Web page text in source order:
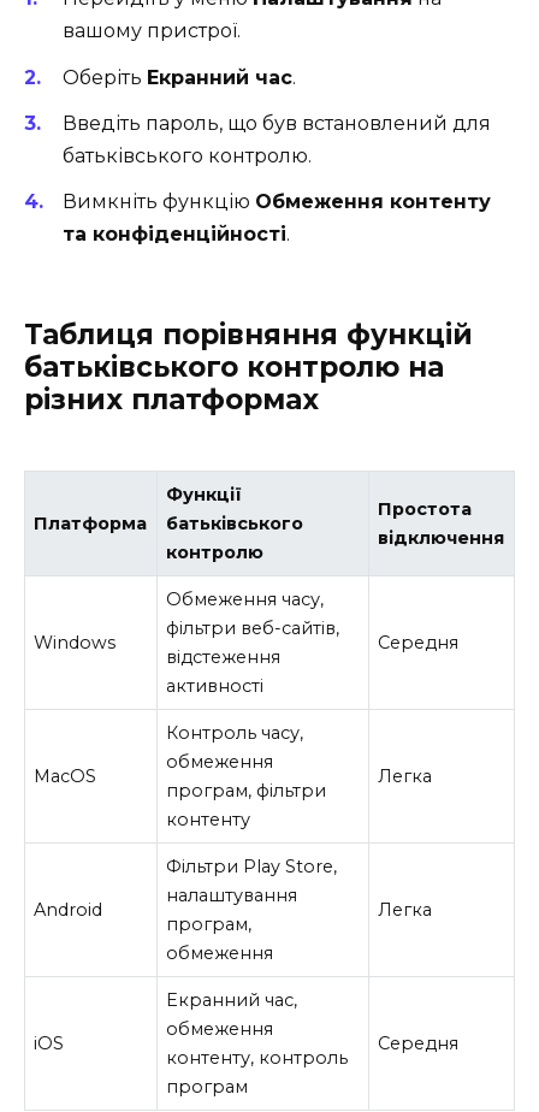
вашому пристрої.
Оберіть Екранний час.
Введіть пароль, що був встановлений для
батьківського контролю.
Вимкніть функцію Обмеження контенту
та конфіденційності.
Таблиця порівняння функцій
батьківського контролю на
різних платформах
Платформа
Функції
батьківського
контролю
Простота
відключення
Windows
Обмеження часу,
фільтри веб-сайтів,
відстеження
активності
Середня
MacOS
Контроль часу,
обмеження
програм, фільтри
контенту
Легка
Android
Фільтри Play Store,
налаштування
програм,
обмеження
Легка
iOS
Екранний час,
обмеження
контенту, контроль
програм
Середня